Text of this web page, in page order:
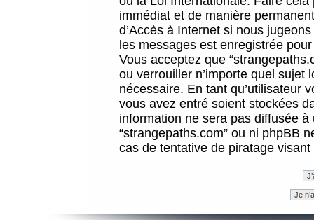
immédiat et de manière
d’Accès à Internet si nous
les messages est enregistrée
Vous acceptez que
ou verrouiller n’importe quel sujet
nécessaire. En tant qu’utilisateur
vous avez entré soient stockées
information ne sera pas diffusée
“strangepaths.com” ou ni phpBB
cas de tentative de piratage